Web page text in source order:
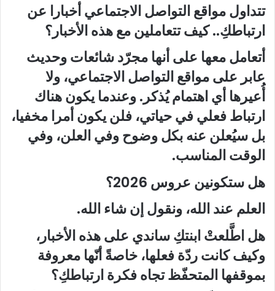
تتداول مواقع التواصل الاجتماعي أخبارا عن
ارتباطكِ.. كيف تتعاملين مع هذه الأخبار؟
أتعامل معها على أنها مجرّد شائعات وحديث
عابر على مواقع التواصل الاجتماعي، ولا
أُعيرها أي اهتمام يُذكر. وعندما يكون هناك
ارتباط فعلي في حياتي، فلن يكون أمرا مخفيا،
بل سيُعلن عنه بكل وضوح وفي العلن، وفي
الوقت المناسب.
هل ستكونين عروس 2026؟
العلم عند الله، ونقول إن شاء الله.
هل اطَّلعتْ ابنتكِ ساندي على هذه الأخبار،
وكيف كانت ردّة فعلها، خاصةً أنّها معروفة
بموقفها المتحفّظ تجاه فكرة ارتباطكِ؟